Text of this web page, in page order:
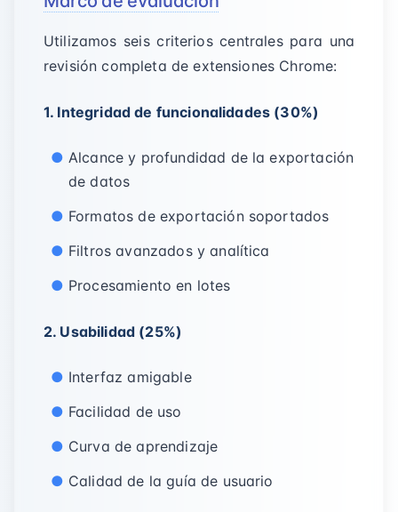
Utilizamos seis criterios centrales para una
revisión completa de extensiones Chrome:
1. Integridad de funcionalidades (30%)
Alcance y profundidad de la exportación
de datos
Formatos de exportación soportados
Filtros avanzados y analítica
Procesamiento en lotes
2. Usabilidad (25%)
Interfaz amigable
Facilidad de uso
Curva de aprendizaje
Calidad de la guía de usuario